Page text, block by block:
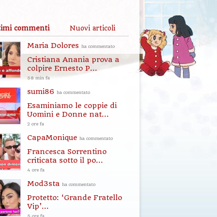
commenti Nuovi articoli
Maria Dolores ha commentato
Cristiana Anania prova a
colpire Ernesto P...
58 min fa
sumi86 ha commentato
Esaminiamo le coppie di
Uomini e Donne nat...
2 ore fa
CapaMonique ha commentato
Francesca Sorrentino
criticata sotto il po...
4 ore fa
Mod3sta ha commentato
Protetto: ‘Grande Fratello
Vip’...
5 ore fa